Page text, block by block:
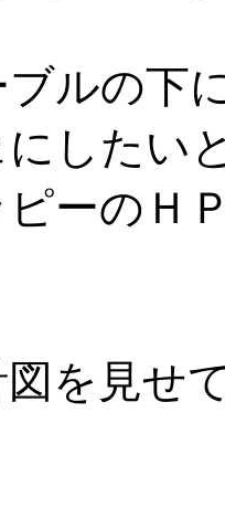
ルの下
したい
ーのＨ
を見せ